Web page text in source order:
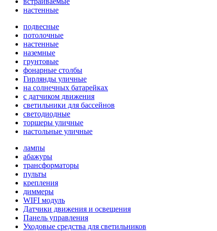
настенные
подвесные
потолочные
настенные
наземные
грунтовые
фонарные столбы
Гирлянды уличные
на солнечных батарейках
с датчиком движения
светильники для бассейнов
светодиодные
торшеры уличные
настольные уличные
лампы
абажуры
трансформаторы
пульты
крепления
диммеры
WIFI модуль
Датчики движения и освещения
Панель управления
Уходовые средства для светильников